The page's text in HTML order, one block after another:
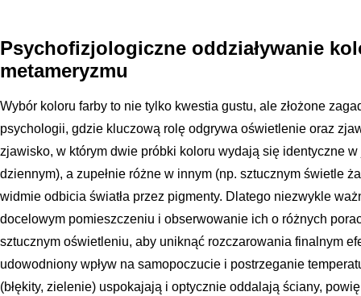
Psychofizjologiczne oddziaływanie
metameryzmu
Wybór koloru farby to nie tylko kwestia gustu, ale złożone
psychologii, gdzie kluczową rolę odgrywa oświetlenie oraz
zjawisko, w którym dwie próbki koloru wydają się identyczne
dziennym), a zupełnie różne w innym (np. sztucznym świetle
widmie odbicia światła przez pigmenty. Dlatego niezwykle
docelowym pomieszczeniu i obserwowanie ich o różnych
sztucznym oświetleniu, aby uniknąć rozczarowania finalnym
udowodniony wpływ na samopoczucie i postrzeganie
(błękity, zielenie) uspokajają i optycznie oddalają ściany,